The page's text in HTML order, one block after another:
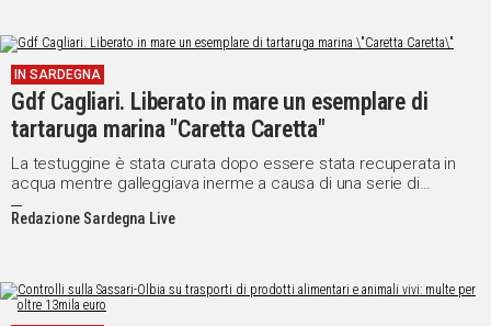
IN SARDEGNA
Gdf Cagliari. Liberato in mare un esemplare di
tartaruga marina "Caretta Caretta"
La testuggine è stata curata dopo essere stata recuperata in
acqua mentre galleggiava inerme a causa di una serie di
problemi
Redazione Sardegna Live